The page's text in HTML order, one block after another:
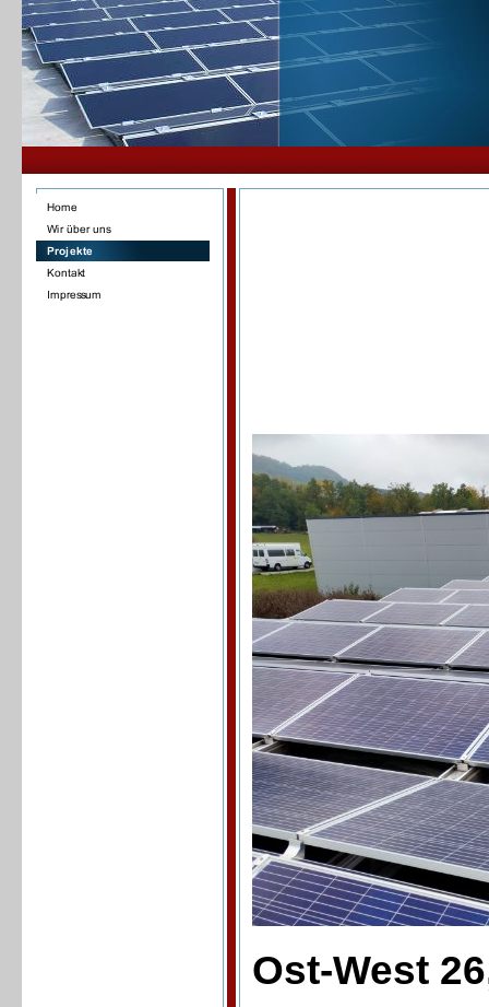
Ost-West